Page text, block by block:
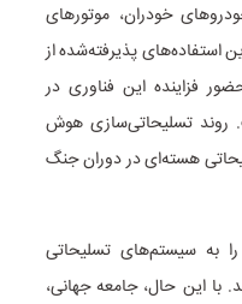
خودران، موتورهای
استفاده‌های پذیرفته‌شده از
فزاینده این فناوری در
روند تسلیحاتی‌سازی هوش
هسته‌ای در دوران جنگ
به سیستم‌های تسلیحاتی
با این حال، جامعه جهانی،